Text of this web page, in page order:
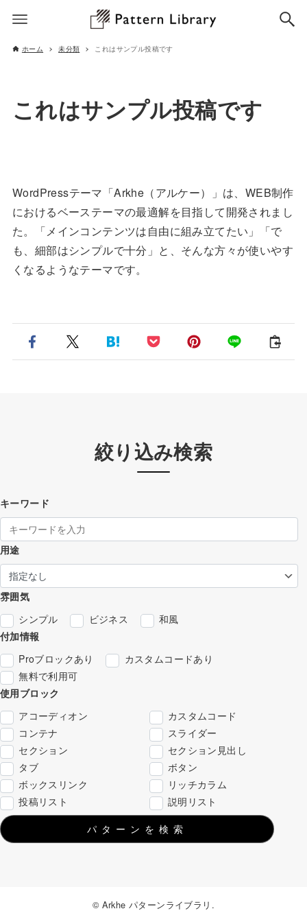
ホーム 未分類 これはサンプル投稿です
これはサンプル投稿です
WordPressテーマ「Arkhe（アルケー）」は、WEB制作
におけるベーステーマの最適解を目指して開発されまし
た。「メインコンテンツは自由に組み立てたい」「で
も、細部はシンプルで十分」と、そんな方々が使いやす
くなるようなテーマです。
絞り込み検索
キーワード
用途
雰囲気
シンプル
ビジネス
和風
付加情報
Proブロックあり
カスタムコードあり
無料で利用可
使用ブロック
アコーディオン
カスタムコード
コンテナ
スライダー
セクション
セクション見出し
タブ
ボタン
ボックスリンク
リッチカラム
投稿リスト
説明リスト
パターンを検索
© Arkhe パターンライブラリ.